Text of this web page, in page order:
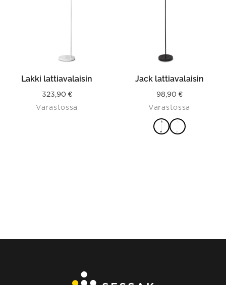
Lakki lattiavalaisin
323,90 €
Varastossa
on
product
Jack lattiavalaisin
98,90 €
Varastossa